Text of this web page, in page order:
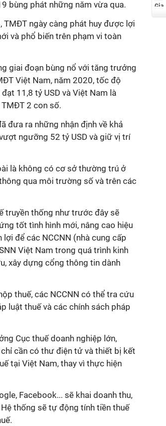
bùng phát những năm vừa qua.
ngày càng phát huy được lợi
và phổ biến trên phạm vi toàn
giai đoạn bùng nổ với tăng trưởng
Việt Nam, năm 2020, tốc độ
11,8 tỷ USD và Việt Nam là
2 con số.
đưa ra những nhận định về khả
ngưỡng 52 tỷ USD và giữ vị trí
là không có cơ sở thường trú ở
qua môi trường số và trên các
truyền thống như trước đây sẽ
tốt tình hình mới, nâng cao hiệu
để các NCCNN (nhà cung cấp
Việt Nam trong quá trình kinh
xây dựng cổng thông tin dành
thuế, các NCCNN có thể tra cứu
luật thuế và các chính sách pháp
Cục thuế doanh nghiệp lớn,
cần có thư điện tử và thiết bị kết
tại Việt Nam, thay vì thực hiện
Facebook... sẽ khai doanh thu,
thống sẽ tự động tính tiền thuế